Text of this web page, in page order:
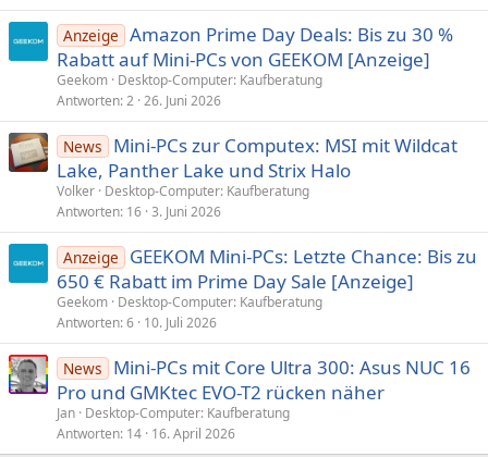
Anzeige Amazon Prime Day Deals: Bis zu 30 %
Rabatt auf Mini-PCs von GEEKOM [Anzeige]
Geekom Desktop-Computer: Kaufberatung
Antworten 2 26. Juni 2026
News
Mini-PCs zur Computex: MSI mit Wildcat
Lake, Panther Lake und Strix Halo
Volker Desktop-Computer: Kaufberatung
Antworten 16 3. Juni 2026
Anzeige
GEEKOM Mini-PCs: Letzte Chance: Bis zu
650 € Rabatt im Prime Day Sale [Anzeige]
Geekom Desktop-Computer: Kaufberatung
Antworten 6 10. Juli 2026
News
Mini-PCs mit Core Ultra 300: Asus NUC 16
Pro und GMKtec EVO-T2 rücken näher
Jan Desktop-Computer: Kaufberatung
Antworten 14 16. April 2026